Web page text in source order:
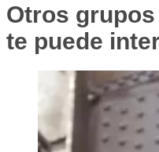
Otros
te puede